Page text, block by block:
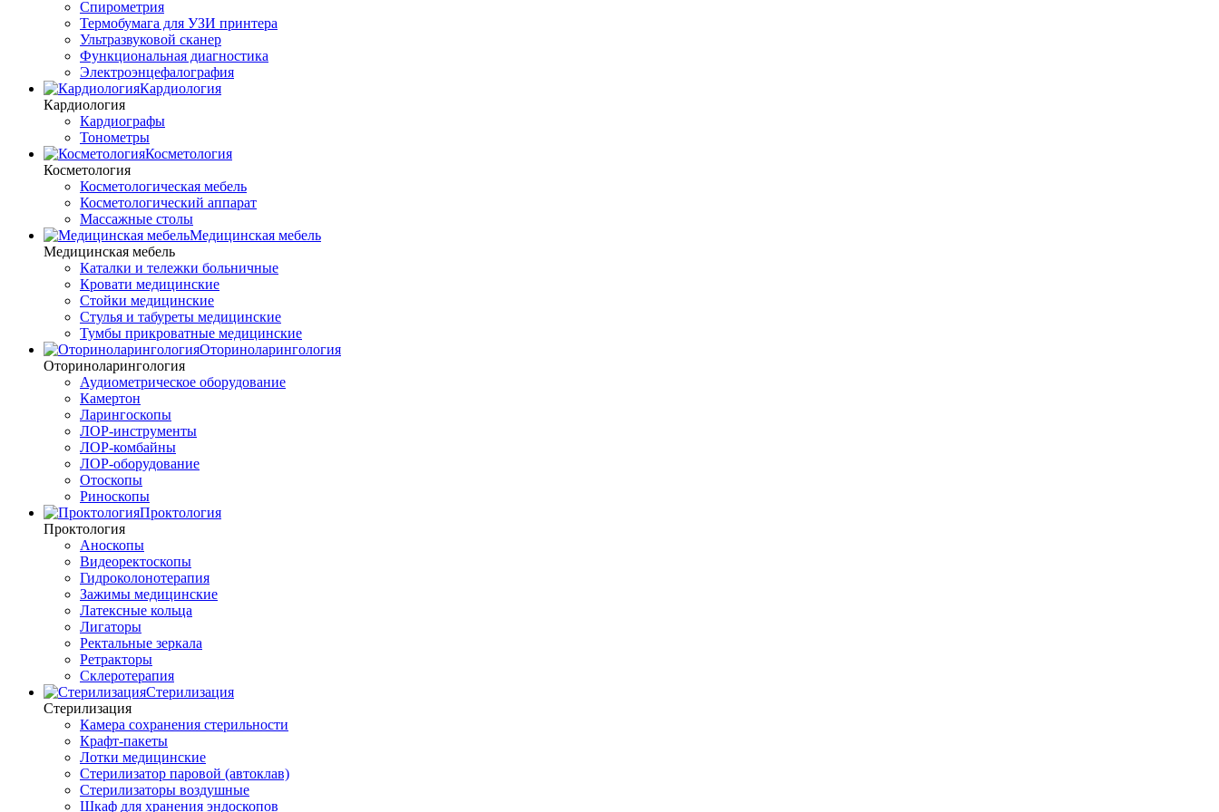
Спирометрия
Термобумага для УЗИ принтера
Ультразвуковой сканер
Функциональная диагностика
Электроэнцефалография
Кардиология
Кардиология
Кардиографы
Тонометры
Косметология
Косметология
Косметологическая мебель
Косметологический аппарат
Массажные столы
Медицинская мебель
Медицинская мебель
Каталки и тележки больничные
Кровати медицинские
Стойки медицинские
Стулья и табуреты медицинские
Тумбы прикроватные медицинские
Оториноларингология
Оториноларингология
Аудиометрическое оборудование
Камертон
Ларингоскопы
ЛОР-инструменты
ЛОР-комбайны
ЛОР-оборудование
Отоскопы
Риноскопы
Проктология
Проктология
Аноскопы
Видеоректоскопы
Гидроколонотерапия
Зажимы медицинские
Латексные кольца
Лигаторы
Ректальные зеркала
Ретракторы
Склеротерапия
Стерилизация
Стерилизация
Камера сохранения стерильности
Крафт-пакеты
Лотки медицинские
Стерилизатор паровой (автоклав)
Стерилизаторы воздушные
Шкаф для хранения эндоскопов